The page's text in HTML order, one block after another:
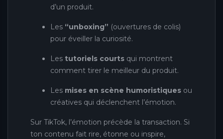
d’un produit.
Les “unboxing” (ouvertures de colis)
pour éveiller la curiosité.
Les tutoriels courts qui montrent
comment tirer le meilleur du produit.
Les mises en scène humoristiques ou
créatives qui déclenchent l’émotion.
Sur TikTok, l’émotion précède la transaction. Si
ton contenu fait rire, étonne ou inspire,